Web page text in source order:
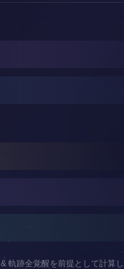
軌跡全覚醒を前提として計算